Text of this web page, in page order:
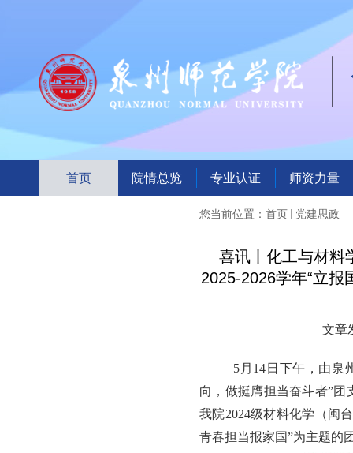
首页 院情总览 专业认证 师资力量
您当前位置： 首页 党建思政
喜讯丨化工与材料
2025-2026学年“立报
文章
5月14日下午，由泉
向，做挺膺担当奋斗者”
我院2024级材料化学（闽
青春担当报家国”为主题的